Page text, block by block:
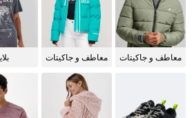
معاطف و جاكيتات
معاطف و جاكيتات